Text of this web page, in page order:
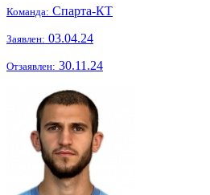
Команда: Спарта-КТ
Заявлен: 03.04.24
Отзаявлен: 30.11.24